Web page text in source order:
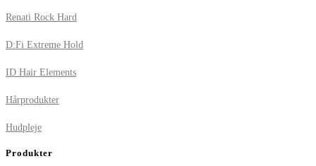
Renati Rock Hard
D:Fi Extreme Hold
ID Hair Elements
Hårprodukter
Hudpleje
Produkter